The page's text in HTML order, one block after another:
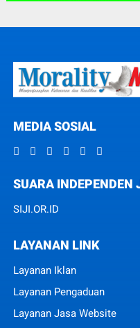
MEDIA SOSIAL
SUARA INDEPENDEN
SIJI.OR.ID
LAYANAN LINK
Layanan Iklan
Layanan Pengaduan
Layanan Jasa Website